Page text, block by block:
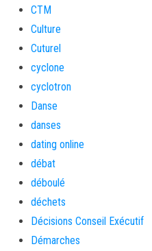
CTM
Culture
Cuturel
cyclone
cyclotron
Danse
danses
dating online
débat
déboulé
déchets
Décisions Conseil Exécutif
Démarches